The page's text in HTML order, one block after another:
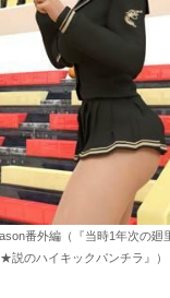
番外編（『当時1年次の廻
説のハイキックパンチラ』）